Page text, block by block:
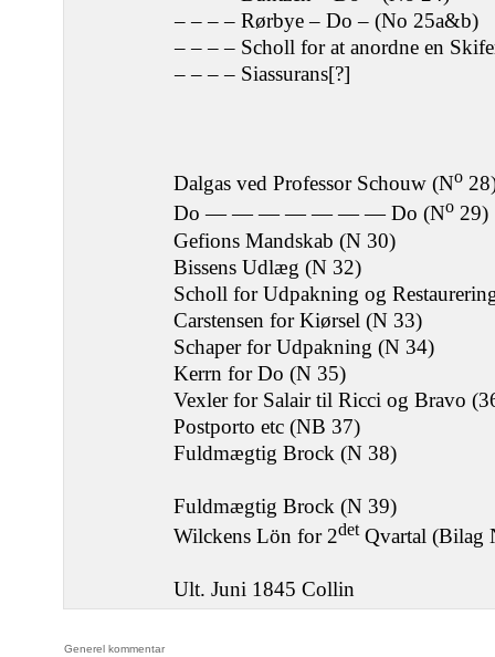
– – – – Rørbye – Do – (No 25a&b)
– – – – Scholl for at anordne en
– – – – Siassurans[?]
Dalgas ved Professor Schouw (No
Do — — — — — — — Do (No 29)
Gefions Mandskab (N 30)
Bissens Udlæg (N 32)
Scholl for Udpakning og
Carstensen for Kiørsel (N 33)
Schaper for Udpakning (N 34)
Kerrn for Do (N 35)
Vexler for Salair til Ricci og Bravo
Postporto etc (NB 37)
Fuldmægtig Brock (N 38)
Fuldmægtig Brock (N 39)
Wilckens Lön for 2detQvartal (Bilag
Ult. Juni 1845 Collin
Generel kommentar